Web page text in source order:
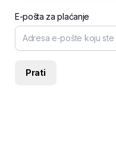
E-pošta za plaćanje
Prati